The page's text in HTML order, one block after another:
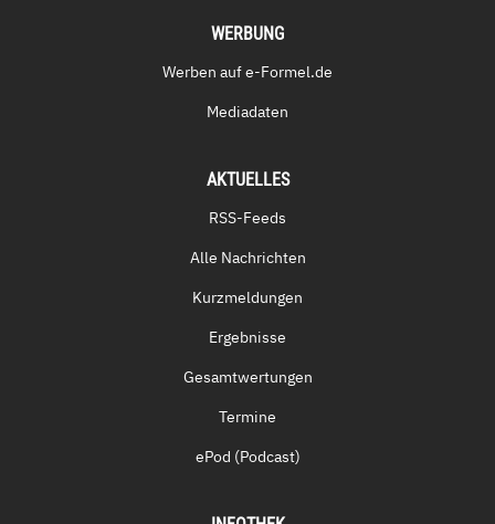
WERBUNG
Werben auf e-Formel.de
Mediadaten
AKTUELLES
RSS-Feeds
Alle Nachrichten
Kurzmeldungen
Ergebnisse
Gesamtwertungen
Termine
ePod (Podcast)